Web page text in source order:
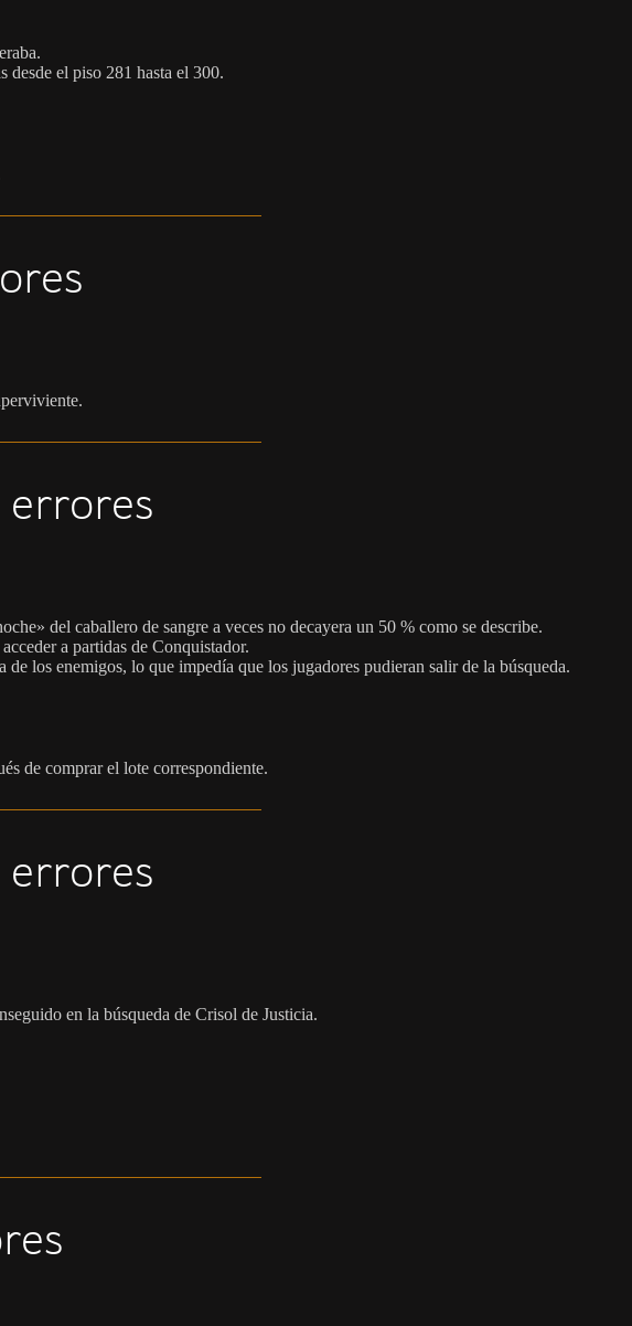
desde el piso 281 hasta el 300.
errores
del caballero de sangre a veces no decayera un 50 % como se describe.
a partidas de Conquistador.
los enemigos, lo que impedía que los jugadores pudieran salir de la búsqueda.
de comprar el lote correspondiente.
errores
en la búsqueda de Crisol de Justicia.